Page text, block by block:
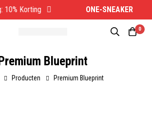
Korting ONE-SNEAKER
0
Premium Blueprint
Producten Premium Blueprint